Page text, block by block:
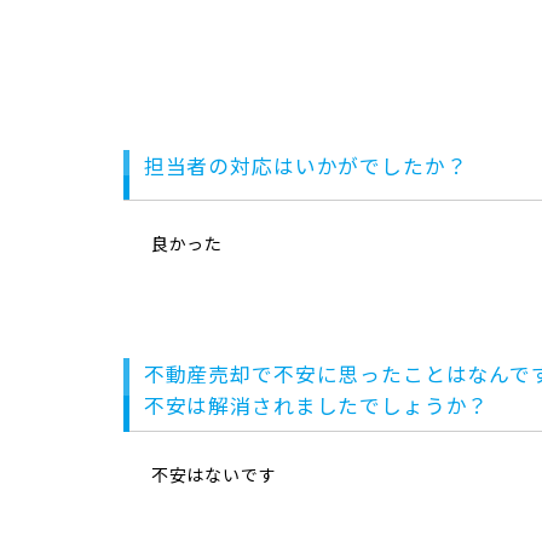
担当者の対応はいかがでしたか？
良かった
不動産売却で不安に思ったことはなんで
不安は解消されましたでしょうか？
不安はないです